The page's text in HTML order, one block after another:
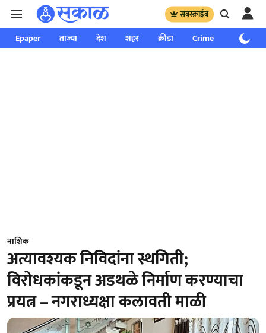
सबस्क्राईब
Epaper ताज्या देश शहर क्रीडा Crime साप्ताहिक
नाशिक
अत्यावश्यक निविदांना स्थगिती;
विरोधकांकडून अडथळे निर्माण करण्याचा
प्रयत्न – नगराध्यक्षा कलावती माळी